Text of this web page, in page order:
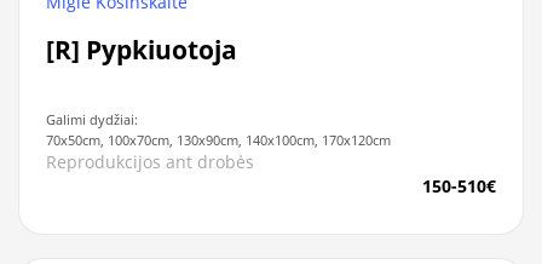
[R] Pypkiuotoja
Galimi dydžiai:
70x50cm, 100x70cm, 130x90cm, 140x100cm, 170x120cm
Reprodukcijos ant drobės
150-510€